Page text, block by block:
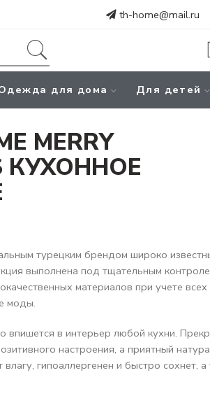
th-home@mail.ru
для дома Для детей
MERRY
КУХОННОЕ
турецким брендом широко
выполнена под тщательным
материалов при учете всех
моды.
в интерьер любой кухни.
настроения, а приятный
гипоаллергенен и быстро сохнет, а